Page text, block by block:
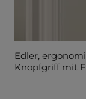
Edler,
Knopfgriff mit